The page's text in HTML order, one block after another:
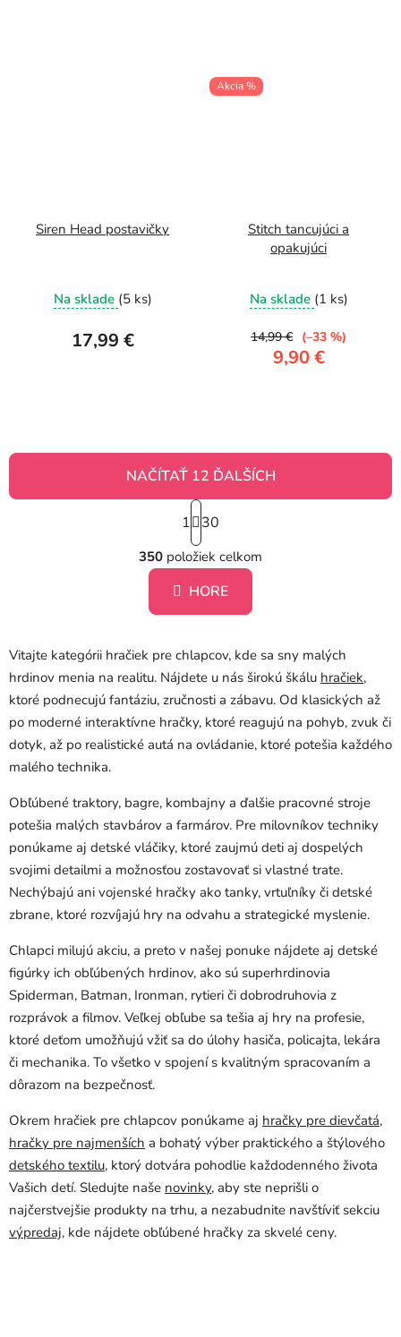
Siren Head postavičky
hodnotenie
je
Na sklade (5 ks)
17,99 €
Akcia %
Stitch tancujúci a
opakujúci
Na sklade (1 ks)
9,90 €
14,99 € (–33 %)
O
v
l
á
d
c
i
e
p
r
v
y
v
ý
p
i
s
u
NAČÍTAŤ 12 ĎALŠÍCH
S
t
r
á
n
k
n
i
e
1 30
350 položiek celkom
HORE
Vitajte kategórii hračiek pre chlapcov, kde sa sny malých
hrdinov menia na realitu. Nájdete u nás širokú škálu hračiek,
ktoré podnecujú fantáziu, zručnosti a zábavu. Od klasických až
po moderné interaktívne hračky, ktoré reagujú na pohyb, zvuk či
dotyk, až po realistické autá na ovládanie, ktoré potešia každého
malého technika.
Obľúbené traktory, bagre, kombajny a ďalšie pracovné stroje
potešia malých stavbárov a farmárov. Pre milovníkov techniky
ponúkame aj detské vláčiky, ktoré zaujmú deti aj dospelých
svojimi detailmi a možnosťou zostavovať si vlastné trate.
Nechýbajú ani vojenské hračky ako tanky, vrtuľníky či detské
zbrane, ktoré rozvíjajú hry na odvahu a strategické myslenie.
Chlapci milujú akciu, a preto v našej ponuke nájdete aj detské
figúrky ich obľúbených hrdinov, ako sú superhrdinovia
Spiderman, Batman, Ironman, rytieri či dobrodruhovia z
rozprávok a filmov. Veľkej obľube sa tešia aj hry na profesie,
ktoré deťom umožňujú vžiť sa do úlohy hasiča, policajta, lekára
či mechanika. To všetko v spojení s kvalitným spracovaním a
dôrazom na bezpečnosť.
Okrem hračiek pre chlapcov ponúkame aj hračky pre dievčatá,
hračky pre najmenších a bohatý výber praktického a štýlového
detského textilu, ktorý dotvára pohodlie každodenného života
Vašich detí. Sledujte naše novinky, aby ste neprišli o
najčerstvejšie produkty na trhu, a nezabudnite navštíviť sekciu
výpredaj, kde nájdete obľúbené hračky za skvelé ceny.